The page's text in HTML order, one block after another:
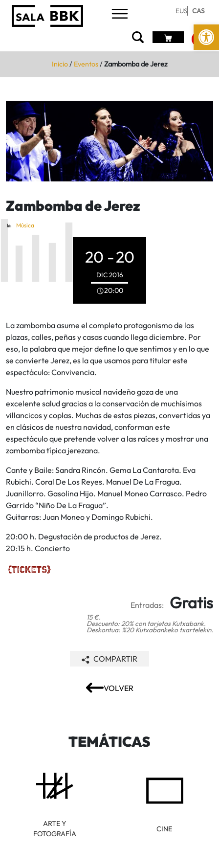
Abrir
EUS CAS
Inicio/ Eventos/Zambomba de Jerez
Zambomba de Jerez
Música
20 -20
DIC2016
20:00
La zambomba asume el completo protagonismo de las
plazas, calles, peñas y casas cuando llega diciembre. Por
eso, la palabra que mejor define lo que sentimos y en lo que
se convierte Jerez, es la que usamos para titular este
espectáculo: Convivencia.
Nuestro patrimonio musical navideño goza de una
excelente salud gracias a la conservación de muchísimos
villancicos y coplas. Muchas de estas piezas, convertidas ya
en clásicos de nuestra navidad, conforman este
espectáculo que pretende volver a las raíces y mostrar una
zambomba típica jerezana.
Cante y Baile: Sandra Rincón. Gema La Cantarota. Eva
Rubichi. Coral De Los Reyes. Manuel De La Fragua.
Juanillorro. Gasolina Hijo. Manuel Moneo Carrasco. Pedro
Garrido “Niño De La Fragua”.
Guitarras: Juan Moneo y Domingo Rubichi.
20:00 h. Degustación de productos de Jerez.
20:15 h. Concierto
Entradas: Gratis
15 €.
Descuento: 20% con tarjetas Kutxabank.
Deskontua: %20 Kutxabankeko txartelekin.
VOLVER
COMPARTIR
TEMÁTICAS
ARTE Y
FOTOGRAFÍA
CINE